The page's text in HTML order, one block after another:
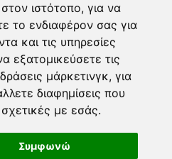
στον ιστότοπο, για να
το ενδιαφέρον σας για
και τις υπηρεσίες
εξατομικεύσετε τις
μάρκετινγκ, για
διαφημίσεις που
σχετικές με εσάς.
Συμφωνώ
|WEB TV| LIVE
| Youtube
Feed